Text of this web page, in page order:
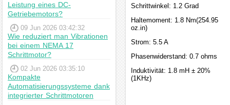
Leistung eines DC-
Getriebemotors?
09 Jun 2026 03:42:32
Wie reduziert man Vibrationen
bei einem NEMA 17
Schrittmotor?
02 Jun 2026 03:35:10
Kompakte
Automatisierungssysteme dank
integrierter Schrittmotoren
Schrittwinkel: 1.2 Grad
Haltemoment: 1.8 Nm(254.95
oz.in)
Strom: 5.5 A
Phasenwiderstand: 0.7 ohms
Induktivität: 1.8 mH ± 20%
(1KHz)